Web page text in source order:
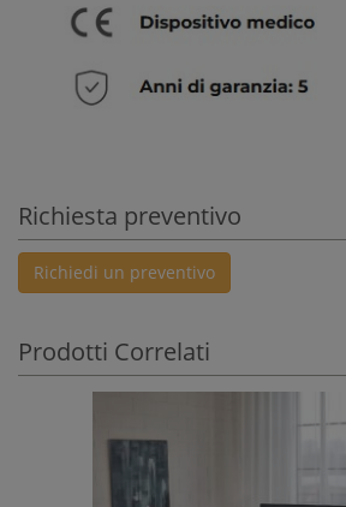
Richiesta preventivo
Richiedi un preventivo
Prodotti Correlati